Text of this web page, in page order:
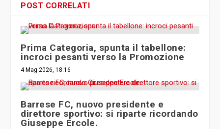
POST CORRELATI
Prima Categoria, spunta il tabellone:
incroci pesanti verso la Promozione
4 Mag 2026, 18:16
Barrese FC, nuovo presidente e
direttore sportivo: si riparte ricordando
Giuseppe Ercole.